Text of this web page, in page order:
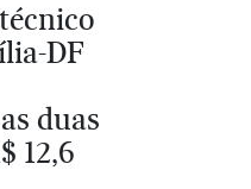
DF
duas
12,6